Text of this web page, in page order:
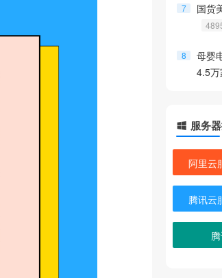
7
国货
8
母婴
4.5
服务
阿里云
腾讯云